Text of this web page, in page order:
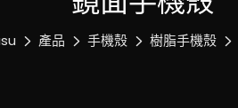
產品 手機殼 樹脂手機殼